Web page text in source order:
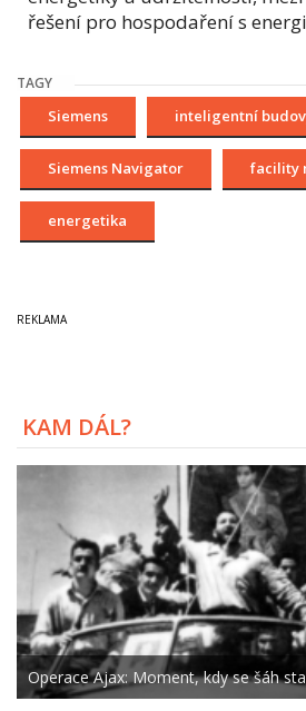
řešení pro hospodaření s
TAGY
Siemens inteligentní
Siemens Navigator facility
energetika
KAM DÁL?
Operace Ajax: Moment, kdy se šáh